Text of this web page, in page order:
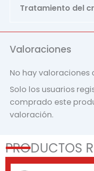
Tratamiento del
Valoraciones
No hay valoraciones
Solo los usuarios
comprado este
valoración.
PRODUCTOS